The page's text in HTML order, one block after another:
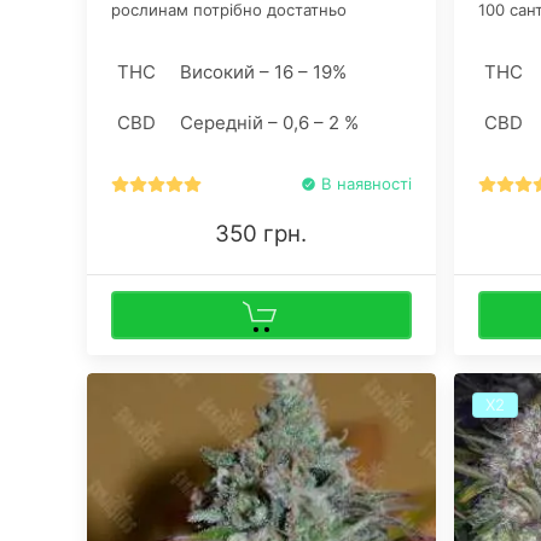
рослинам потрібно достатньо
вчасно сформуватися.
THC Високий – 16 – 19%
CBD Середній – 0,6 – 2 %
В наявності
350 грн.
100
THC
CBD
Х2